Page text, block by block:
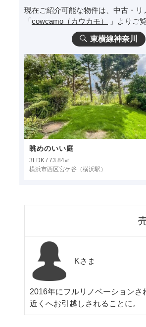
現在ご紹介可能な物件は、中古・
「cowcamo（カウカモ） 」よりご
東横線神奈川
眺めのいい庭
3LDK / 73.84㎡
横浜市西区宮ケ谷 （横浜駅）
Kさま
2016年にフルリノベーション
近くへお引越しされることに。